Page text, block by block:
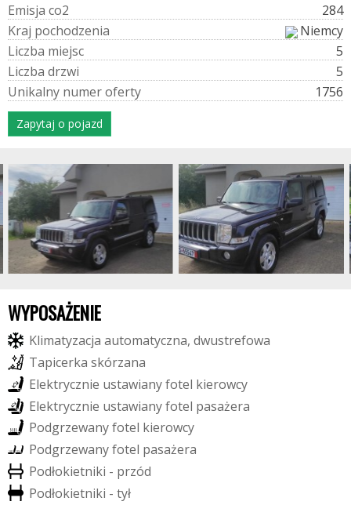
Emisja co2
284
Kraj pochodzenia
Niemcy
Liczba miejsc
5
Liczba drzwi
5
Unikalny numeroferty 1756
Zapytaj o pojazd
WYPOSAŻENIE
Klimatyzacja automatyczna, dwustrefowa
Tapicerka skórzana
Elektrycznie ustawianyfotel kierowcy
Elektrycznie ustawianyfotel pasażera
Podgrzewanyfotel kierowcy
Podgrzewanyfotel pasażera
Podłokietniki - przód
Podłokietniki - tył